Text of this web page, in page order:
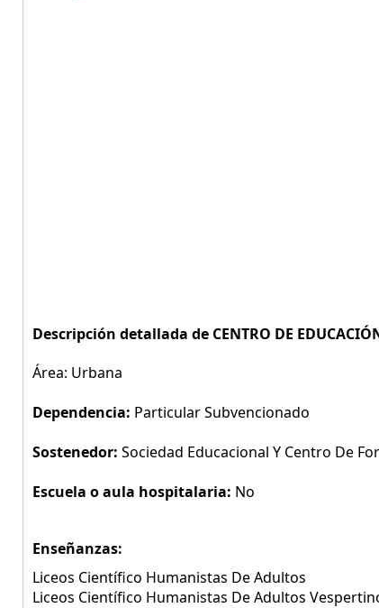
Descripción detallada de CENTRO DE
Área: Urbana
Dependencia: Particular Subvencionado
Sostenedor: Sociedad Educacional Y Centro De
Escuela o aula hospitalaria: No
Enseñanzas:
Liceos Científico Humanistas De Adultos
Liceos Científico Humanistas De Adultos